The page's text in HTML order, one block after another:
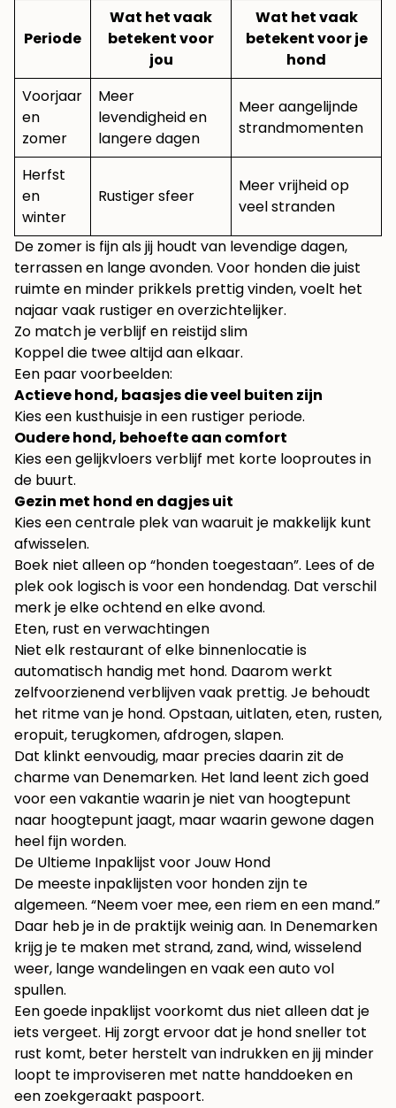
Periode
Wat het vaak
betekent voor
jou
Wat het vaak
betekent voor je
hond
Voorjaar
en
zomer
Meer
levendigheid en
langere dagen
Meer aangelijnde
strandmomenten
Herfst
en
winter
Rustiger sfeer
Meer vrijheid op
veel stranden
De zomer is fijn als jij houdt van levendige dagen,
terrassen en lange avonden. Voor honden die juist
ruimte en minder prikkels prettig vinden, voelt het
najaar vaak rustiger en overzichtelijker.
Zo match je verblijf en reistijd slim
Koppel die twee altijd aan elkaar.
Een paar voorbeelden:
Actieve hond, baasjes die veel buiten zijn
Kies een kusthuisje in een rustiger periode.
Oudere hond, behoefte aan comfort
Kies een gelijkvloers verblijf met korte looproutes in
de buurt.
Gezin met hond en dagjes uit
Kies een centrale plek van waaruit je makkelijk kunt
afwisselen.
Boek niet alleen op “honden toegestaan”. Lees of de
plek ook logisch is voor een hondendag. Dat verschil
merk je elke ochtend en elke avond.
Eten, rust en verwachtingen
Niet elk restaurant of elke binnenlocatie is
automatisch handig met hond. Daarom werkt
zelfvoorzienend verblijven vaak prettig. Je behoudt
het ritme van je hond. Opstaan, uitlaten, eten, rusten,
eropuit, terugkomen, afdrogen, slapen.
Dat klinkt eenvoudig, maar precies daarin zit de
charme van Denemarken. Het land leent zich goed
voor een vakantie waarin je niet van hoogtepunt
naar hoogtepunt jaagt, maar waarin gewone dagen
heel fijn worden.
De Ultieme Inpaklijst voor Jouw Hond
De meeste inpaklijsten voor honden zijn te
algemeen. “Neem voer mee, een riem en een mand.”
Daar heb je in de praktijk weinig aan. In Denemarken
krijg je te maken met strand, zand, wind, wisselend
weer, lange wandelingen en vaak een auto vol
spullen.
Een goede inpaklijst voorkomt dus niet alleen dat je
iets vergeet. Hij zorgt ervoor dat je hond sneller tot
rust komt, beter herstelt van indrukken en jij minder
loopt te improviseren met natte handdoeken en
een zoekgeraakt paspoort.